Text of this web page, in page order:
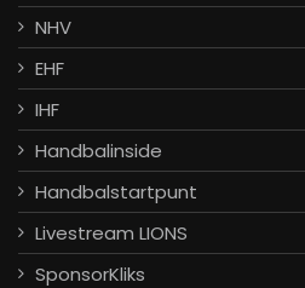
NHV
EHF
IHF
Handbalinside
Handbalstartpunt
Livestream LIONS
SponsorKliks